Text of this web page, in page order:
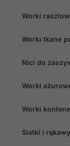
Worki
Worki tkane
Nici do
Worki
Worki
Siatki i